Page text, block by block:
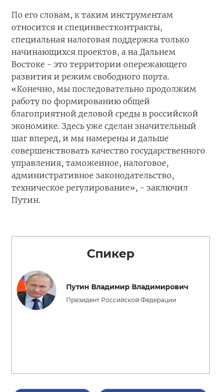
По его словам, к таким инструментам
относится и специнвестконтракты,
специальная налоговая поддержка только
начинающихся проектов, а на Дальнем
Востоке - это территории опережающего
развития и режим свободного порта.
«Конечно, мы последовательно продолжим
работу по формированию общей
благоприятной деловой среды в российской
экономике. Здесь уже сделан значительный
шаг вперед, и мы намерены и дальше
совершенствовать качество государственного
управления, таможенное, налоговое,
административное законодательство,
техническое регулирование», - заключил
Путин.
Спикер
Путин Владимир Владимирович
Президент Российской Федерации